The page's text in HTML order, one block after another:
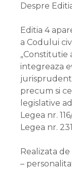
Despre
Editia 4
a Codului
„Constitutie
integreaza
precum si
legislative
Legea nr.
Legea nr.
Realizata
–